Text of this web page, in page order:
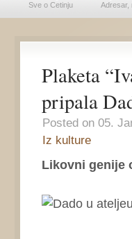
Sve o Cetinju Adresar,
Plaketa
pripala
Posted on 05.
Iz kulture
Likovni genije